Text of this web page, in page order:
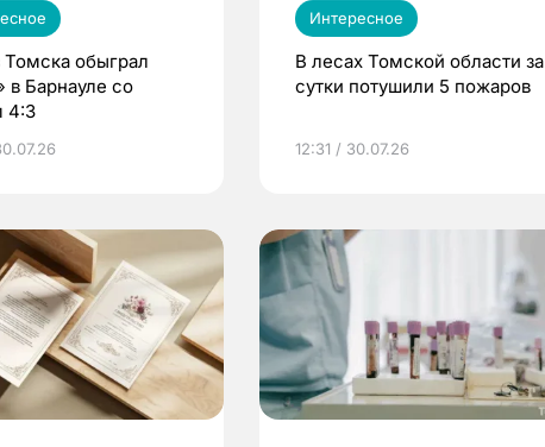
обыграл
в Барнауле со
4:3
Интересное
В лесах Томской области за
сутки потушили 5 пожаров
12:31 / 30.07.26